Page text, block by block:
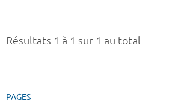
Résultats 1 à 1 sur 1 au total
PAGES